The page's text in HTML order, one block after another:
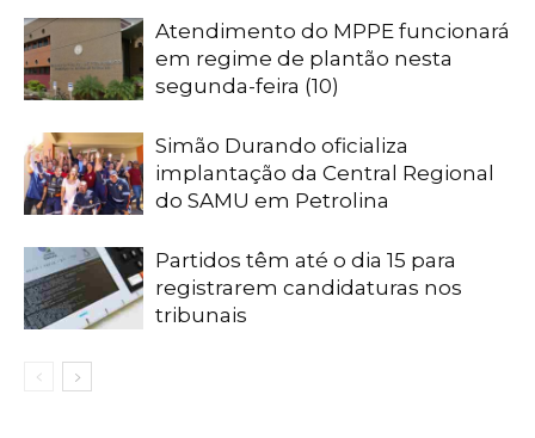
Atendimento do MPPE funcionará
em regime de plantão nesta
segunda-feira (10)
Simão Durando oficializa
implantação da Central Regional
do SAMU em Petrolina
Partidos têm até o dia 15 para
registrarem candidaturas nos
tribunais